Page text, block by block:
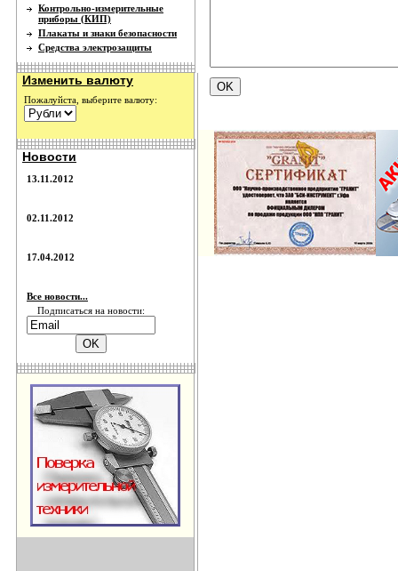
Контрольно-измерительные
приборы (КИП)
Плакаты и знаки безопасности
Средства электрозащиты
Изменить валюту
Пожалуйста, выберите валюту:
Новости
13.11.2012
02.11.2012
17.04.2012
Все новости...
Подписаться на новости: